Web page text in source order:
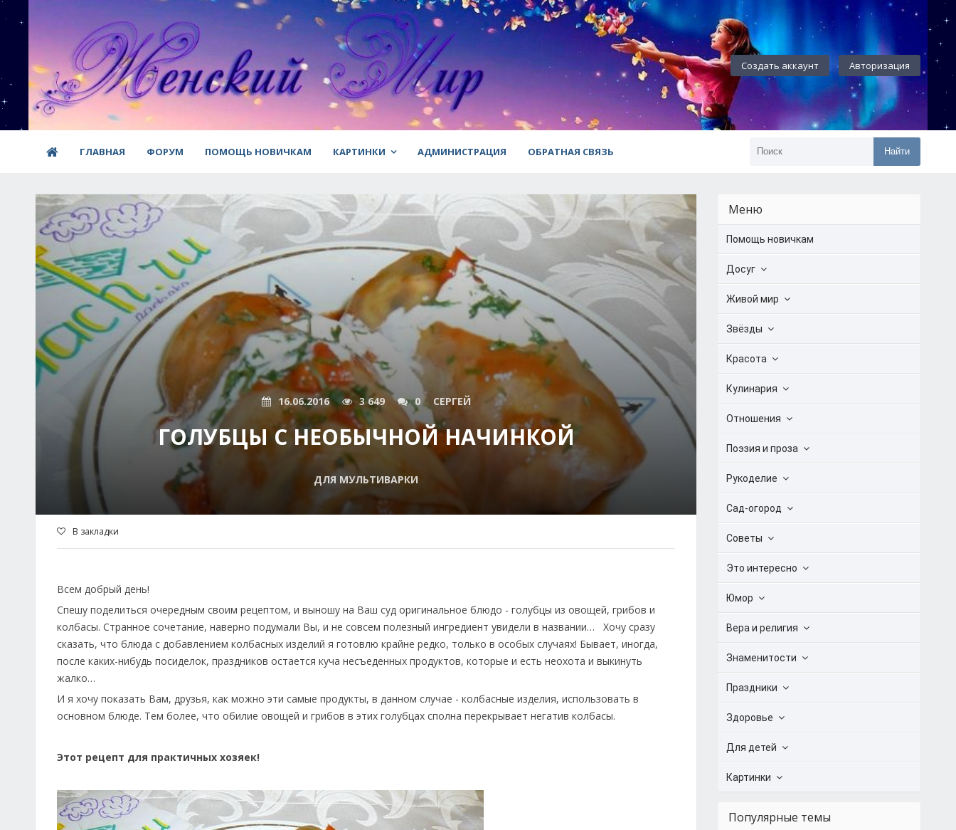
Создать аккаунт Авторизация
ГЛАВНАЯ ФОРУМ ПОМОЩЬ НОВИЧКАМ КАРТИНКИ АДМИНИСТРАЦИЯ ОБРАТНАЯ СВЯЗЬ Найти
16.06.2016 3 649 0 СЕРГЕЙ
ГОЛУБЦЫ С НЕОБЫЧНОЙ НАЧИНКОЙ
ДЛЯ МУЛЬТИВАРКИ
В закладки
Всем добрый день!
Спешу поделиться очередным своим рецептом, и выношу на Ваш суд оригинальное блюдо - голубцы из овощей, грибов и
колбасы. Странное сочетание, наверно подумали Вы, и не совсем полезный ингредиент увидели в названии… Хочу сразу
сказать, что блюда с добавлением колбасных изделий я готовлю крайне редко, только в особых случаях! Бывает, иногда,
после каких-нибудь посиделок, праздников остается куча несъеденных продуктов, которые и есть неохота и выкинуть
жалко…
И я хочу показать Вам, друзья, как можно эти самые продукты, в данном случае - колбасные изделия, использовать в
основном блюде. Тем более, что обилие овощей и грибов в этих голубцах сполна перекрывает негатив колбасы.
Этот рецепт для практичных хозяек!
Меню
Помощь новичкам
Досуг
Живой мир
Звёзды
Красота
Кулинария
Отношения
Поэзия и проза
Рукоделие
Сад-огород
Советы
Это интересно
Юмор
Вера и религия
Знаменитости
Праздники
Здоровье
Для детей
Картинки
Популярные темы